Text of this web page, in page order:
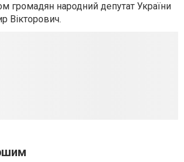
громадян народний депутат України
Вікторович.